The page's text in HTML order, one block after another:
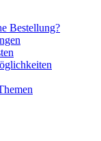
Bestellung?